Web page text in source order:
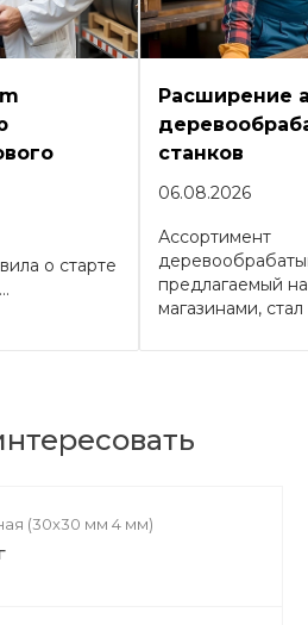
о старте
Расширение
станков
06.08.2026
Ассортимент
предлагаемый
магазинами,
(30х30 мм 4 мм)